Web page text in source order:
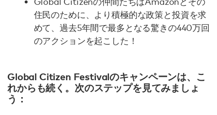
住民のために、より積極的な政策と投資を求
めて、過去5年間で最多となる驚きの440万回
のアクションを起こした！
Global Citizen Festivalのキャンペーンは、こ
れからも続く。次のステップを見てみましょ
う：